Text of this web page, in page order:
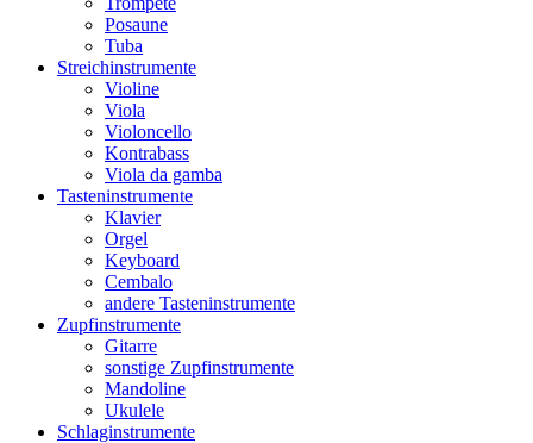
Posaune
Tuba
Streichinstrumente
Violine
Viola
Violoncello
Kontrabass
Viola da gamba
Tasteninstrumente
Klavier
Orgel
Keyboard
Cembalo
andere Tasteninstrumente
Zupfinstrumente
Gitarre
sonstige Zupfinstrumente
Mandoline
Ukulele
Schlaginstrumente